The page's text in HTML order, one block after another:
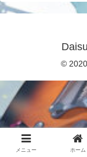
©
メニュー ホーム